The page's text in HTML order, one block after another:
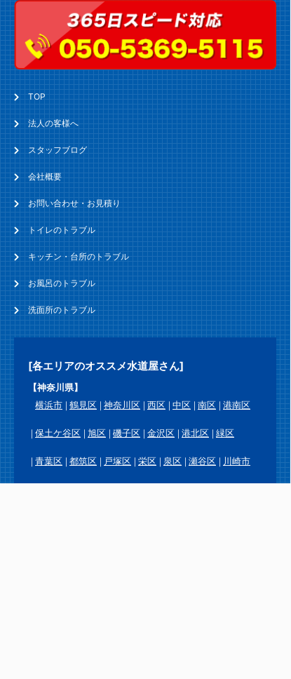
TOP
法人の客様へ
スタッフブログ
会社概要
お問い合わせ・お見積り
トイレのトラブル
キッチン・台所のトラブル
お風呂のトラブル
洗面所のトラブル
[各エリアのオススメ水道屋さん]
【神奈川県】
横浜市
鶴見区 神奈川区 西区 中区 南区 港南区
保土ケ谷区 旭区 磯子区 金沢区 港北区 緑区
青葉区 都筑区 戸塚区 栄区 泉区 瀬谷区 川崎市